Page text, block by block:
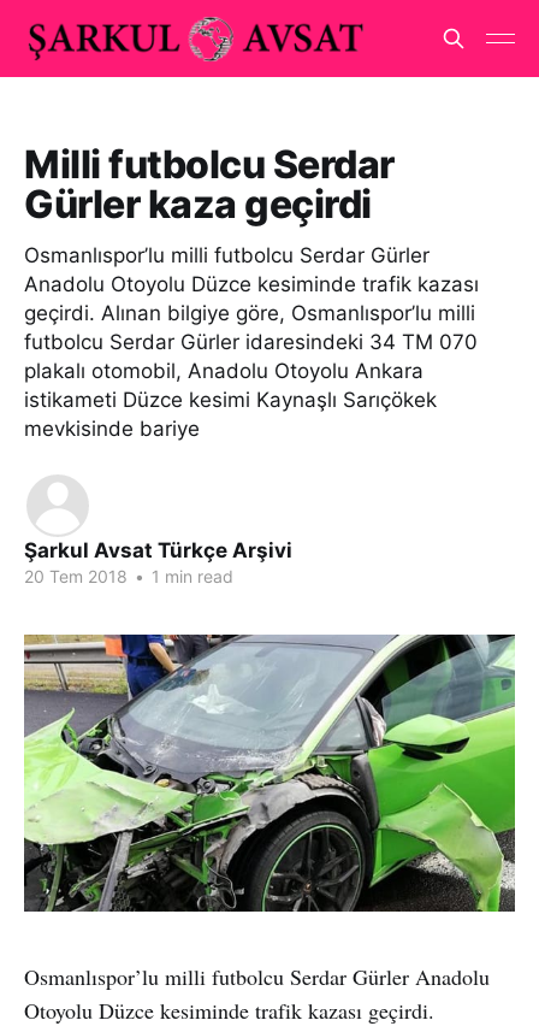
Milli futbolcu Serdar
Gürler kaza geçirdi
Osmanlıspor’lu milli futbolcu Serdar Gürler
Anadolu Otoyolu Düzce kesiminde trafik kazası
geçirdi. Alınan bilgiye göre, Osmanlıspor’lu milli
futbolcu Serdar Gürler idaresindeki 34 TM 070
plakalı otomobil, Anadolu Otoyolu Ankara
istikameti Düzce kesimi Kaynaşlı Sarıçökek
mevkisinde bariye
Şarkul Avsat Türkçe Arşivi
20 Tem 2018 • 1 min read
Osmanlıspor’lu milli futbolcu Serdar Gürler Anadolu
Otoyolu Düzce kesiminde trafik kazası geçirdi.